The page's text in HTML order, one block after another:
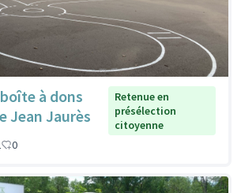
à dons
Jean Jaurès
Retenue en
présélection
citoyenne
0